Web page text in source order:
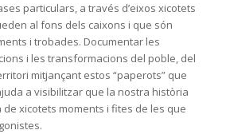
particulars, a través d’eixos xicotets
al fons dels caixons i que són
i trobades. Documentar les
i les transformacions del poble, del
mitjançant estos “paperots” que
a visibilitzar que la nostra història
xicotets moments i fites de les que